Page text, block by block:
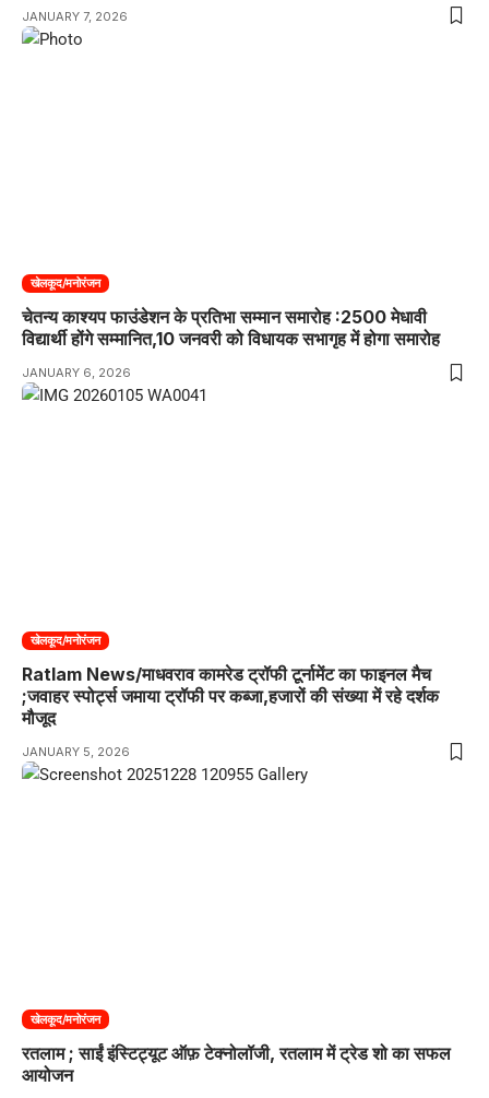
JANUARY 7, 2026
खेलकूद/मनोरंजन
चेतन्य काश्यप फाउंडेशन के प्रतिभा सम्मान समारोह :2500 मेधावी
विद्यार्थी होंगे सम्मानित,10 जनवरी को विधायक सभागृह में होगा समारोह
JANUARY 6, 2026
खेलकूद/मनोरंजन
Ratlam News/माधवराव कामरेड ट्रॉफी टूर्नामेंट का फाइनल मैच
;जवाहर स्पोर्ट्स जमाया ट्रॉफी पर कब्जा,हजारों की संख्या में रहे दर्शक
मौजूद
JANUARY 5, 2026
खेलकूद/मनोरंजन
रतलाम ; साईं इंस्टिट्यूट ऑफ़ टेक्नोलॉजी, रतलाम में ट्रेड शो का सफल
आयोजन